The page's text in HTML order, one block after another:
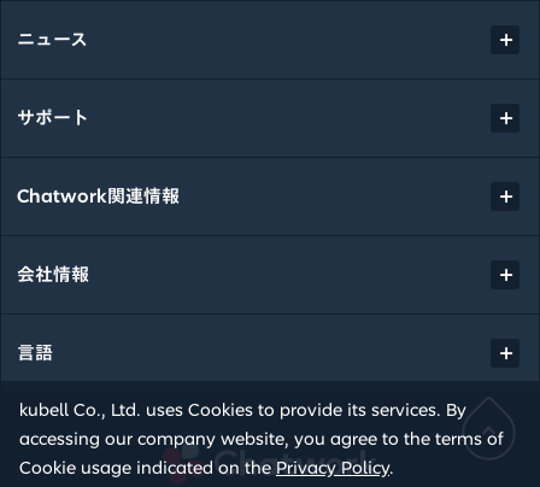
kubell Co., Ltd. uses Cookies to provide its services. By
accessing our company website, you agree to the terms of
Cookie usage indicated on the Privacy Policy.
ニュース
サポート
Chatwork関連情報
会社情報
言語
Chatwork